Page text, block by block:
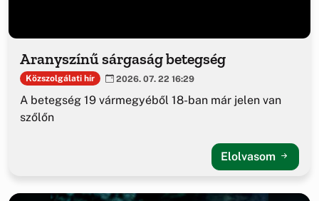
Aranyszínű sárgaság betegség
Közszolgálati hír 2026. 07. 22 16:29
A betegség 19 vármegyéből 18-ban már jelen van
szőlőn
Elolvasom